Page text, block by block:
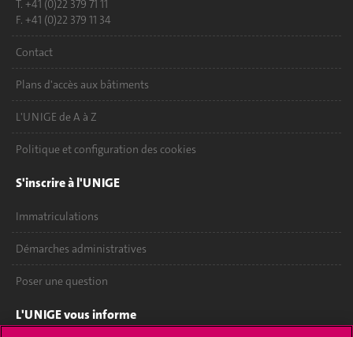
T. +41 (0)22 379 71 11
F. +41 (0)22 379 11 34
Contact
Plans d'accès aux bâtiments
L'UNIGE de A à Z
Politique et configuration des cookies
S'inscrire à l'UNIGE
Immatriculations
Démarches administratives
Poser une question
L'UNIGE vous informe